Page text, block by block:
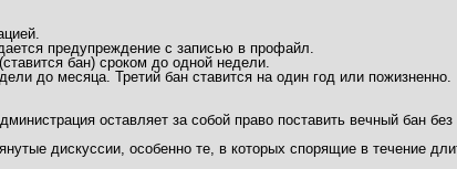
предупреждение с записью в профайл.
бан) сроком до одной недели.
до месяца. Третий бан ставится на один год или пожизненно.
оставляет за собой право поставить вечный бан
дискуссии, особенно те, в которых спорящие в течение